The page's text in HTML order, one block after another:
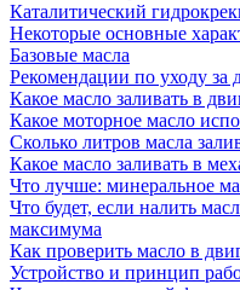
Каталитический
Некоторые основные
Базовые масла
Рекомендации по уходу за
Какое масло заливать в
Какое моторное масло
Сколько литров масла
Какое масло заливать в
Что лучше: минеральное
Что будет, если налить
максимума
Как проверить масло в
Устройство и принцип